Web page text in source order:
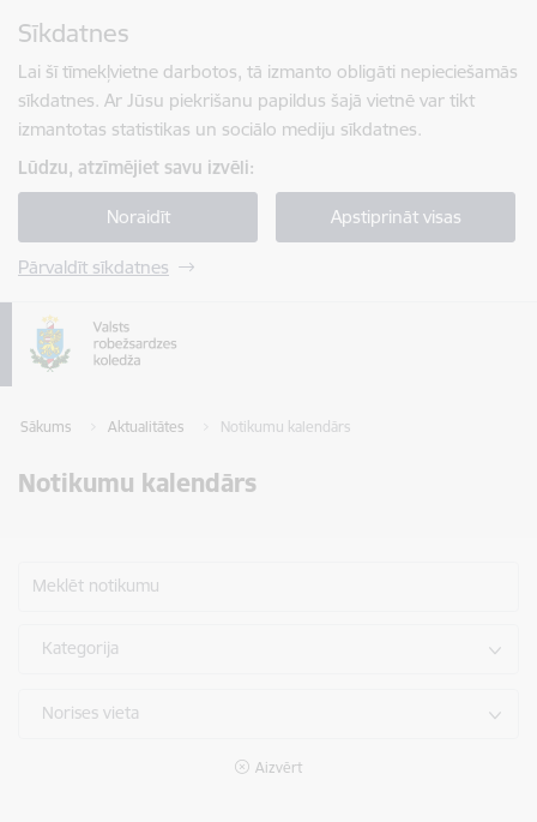
Sīkdatnes
Lai šī tīmekļvietne darbotos, tā izmanto obligāti nepieciešamās
sīkdatnes. Ar Jūsu piekrišanu papildus šajā vietnē var tikt
izmantotas statistikas un sociālo mediju sīkdatnes.
Lūdzu, atzīmējiet savu izvēli:
Noraidīt Apstiprināt visas
Pārvaldīt sīkdatnes
Sākums Aktualitātes Notikumu kalendārs
Notikumu kalendārs
Meklēt notikumu
Kategorija
Norises vieta
Aizvērt